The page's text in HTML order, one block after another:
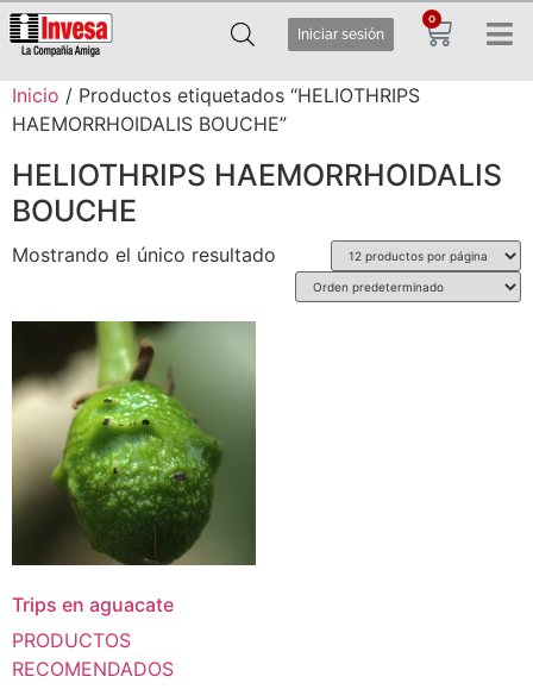
Iniciar sesión
0
Inicio / Productos etiquetados “HELIOTHRIPS
HAEMORRHOIDALIS BOUCHE”
HELIOTHRIPS HAEMORRHOIDALIS
BOUCHE
Mostrando el único resultado
Trips en aguacate
PRODUCTOS
RECOMENDADOS